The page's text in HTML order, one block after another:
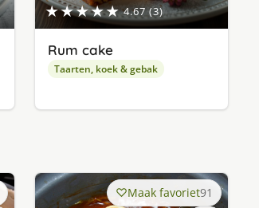
★★★★★ 4.67 (3)
Rum cake
Taarten, koek & gebak
Maak favoriet91